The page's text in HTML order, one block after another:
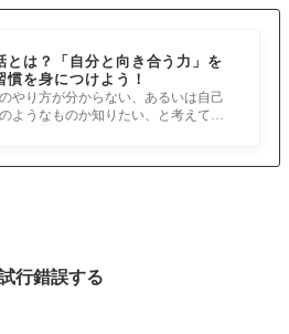
とは？「自分と向き合う力」を
慣を身につけよう！
やり方が分からない、あるいは自己
ようなものか知りたい、と考えてい
行錯誤する